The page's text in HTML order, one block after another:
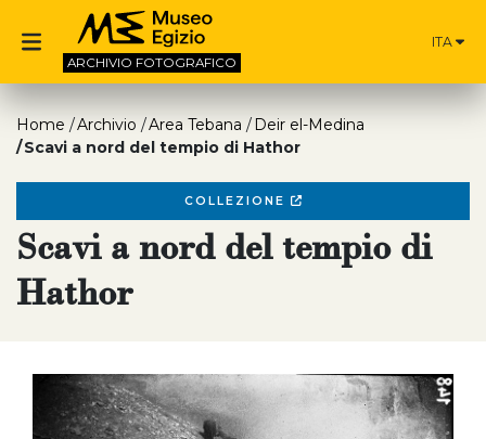
ARCHIVIO FOTOGRAFICO
ITA
Home Archivio Area Tebana
Deir el-Medina
Scavi a nord del tempio di Hathor
COLLEZIONE
Scavi a nord del tempio di
Hathor